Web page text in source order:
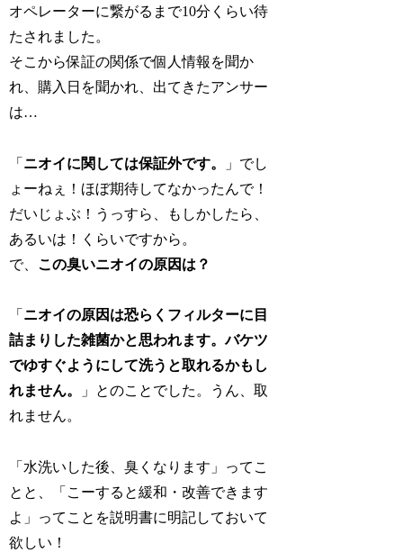
オペレーターに繋がるまで10分くらい待
たされました。
そこから保証の関係で個人情報を聞か
れ、購入日を聞かれ、出てきたアンサー
は…
「 ニオイに関しては保証外です。
」でし
ょーねぇ！ほぼ期待してなかったんで！
だいじょぶ！うっすら、もしかしたら、
あるいは！くらいですから。
で、 この臭いニオイの原因は？
「 ニオイの原因は恐らくフィルターに目
詰まりした雑菌かと思われます。バケツ
でゆすぐようにして洗うと取れるかもし
れません。
」とのことでした。うん、取
れません。
「水洗いした後、臭くなります」ってこ
とと、「こーすると緩和・改善できます
よ」ってことを説明書に明記しておいて
欲しい！